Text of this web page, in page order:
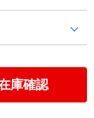
庫確認